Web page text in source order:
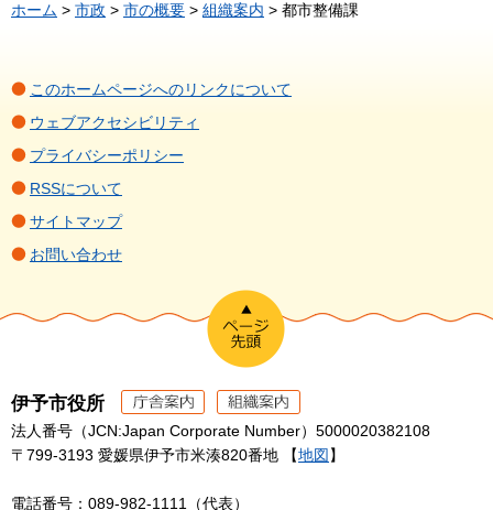
ホーム > 市政 > 市の概要 > 組織案内 > 都市整備課
このホームページへのリンクについて
ウェブアクセシビリティ
プライバシーポリシー
RSSについて
サイトマップ
お問い合わせ
伊予市役所
法人番号（JCN:Japan Corporate Number）5000020382108
〒799-3193 愛媛県伊予市米湊820番地 【地図 】
電話番号：089-982-1111（代表）